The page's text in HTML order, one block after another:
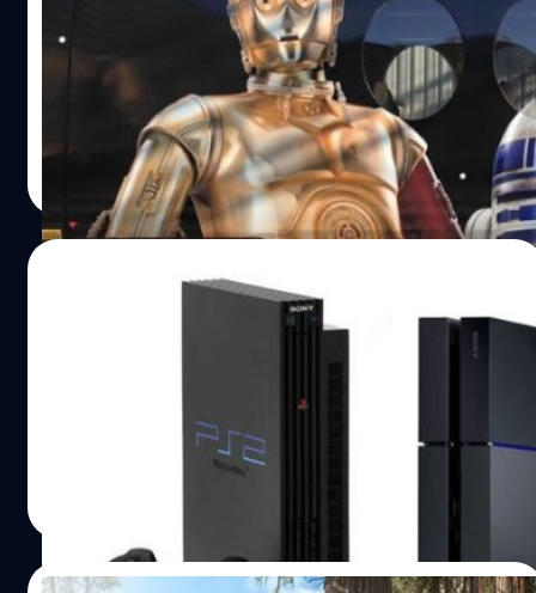
การรถไฟญี่ปุ่นเปิดตัวรถไฟ Starwars เพื่อร่วมโปรโมทหนัง
สงครามอวกาศภาคใหม่ The Force Awakens
วงศกร ปฐมชัยวัฒน์| 3911 days ago
Read More
โซนี่ยืนยัน PS4 จะเล่นเกม PS2 ได้ผ่าน
ข่าวดีจ้า PS4 จะเล่นเกมเก่าๆบน PS2 ได้แล้ว
| 3912 days ago
06/11/2015